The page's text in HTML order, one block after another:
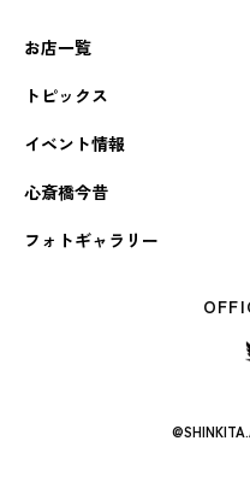
お店一覧
トピックス
イベント情報
心斎橋今昔
フォトギャラリー